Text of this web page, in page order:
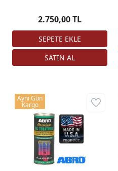
2.750,00 TL
Aynı Gün
Kargo